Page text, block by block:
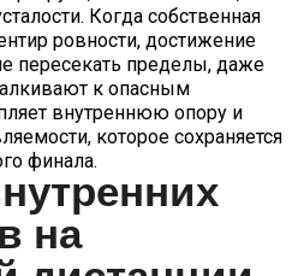
Когда собственная
ровности, достижение
пересекать пределы, даже
к опасным
внутреннюю опору и
которое сохраняется
финала.
на